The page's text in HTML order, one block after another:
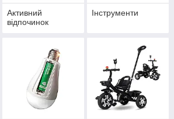
Активний
відпочинок
Інструменти